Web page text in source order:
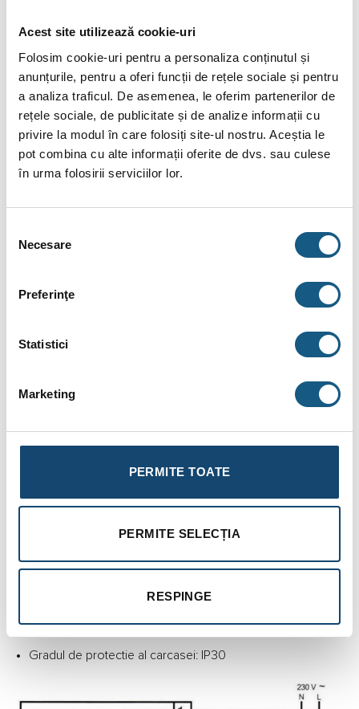
Acest site utilizează cookie-uri
Folosim cookie-uri pentru a personaliza conținutul și
anunțurile, pentru a oferi funcții de rețele sociale și pentru
a analiza traficul. De asemenea, le oferim partenerilor de
rețele sociale, de publicitate și de analize informații cu
privire la modul în care folosiți site-ul nostru. Aceștia le
pot combina cu alte informații oferite de dvs. sau culese
în urma folosirii serviciilor lor.
consimțământului
Necesare
Preferinţe
Statistici
Marketing
PERMITE TOATE
PERMITE SELECȚIA
RESPINGE
funtionarea actuatoarelor instalate pe supapa de comanda.
Caracteristici termostat Reventon HC-3S
Operare simplă
interior ± 1°C din nivelul pe care l-ați setat
Control motor cu 3 viteze
Două moduri de funcționare – continuu și termostatic
Sistem independent de comutare si control
Supapa electrica si ventilator controlat de termostat.
Comutator INCALZIRE/ RACIRE
Curent nominal: 3A
Dimensiuni: 130x85x40 mm
Greutate: 0,21 kg
Gradul de protectie al carcasei: IP30